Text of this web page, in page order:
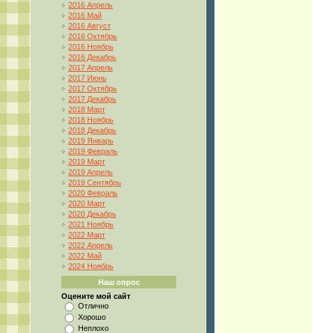
2016 Апрель
2016 Май
2016 Август
2016 Октябрь
2016 Ноябрь
2016 Декабрь
2017 Апрель
2017 Июнь
2017 Октябрь
2017 Декабрь
2018 Март
2018 Ноябрь
2018 Декабрь
2019 Январь
2019 Февраль
2019 Март
2019 Апрель
2019 Сентябрь
2020 Февраль
2020 Март
2020 Декабрь
2021 Ноябрь
2022 Март
2022 Апрель
2022 Май
2024 Ноябрь
Наш опрос
Оцените мой сайт
Отлично
Хорошо
Неплохо